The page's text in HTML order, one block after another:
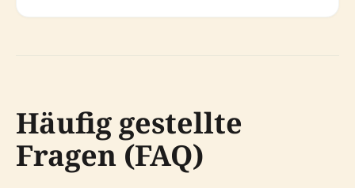
Häufig gestellte
Fragen (FAQ)